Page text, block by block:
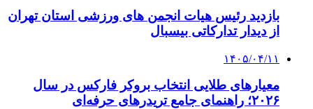
بازدید رئیس هیات انجمن های ورزشی استان تهران
از دیدار تدارکاتی بیسبال
۱۴۰۵/۰۴/۱۱
معیارهای طلایی انتخاب بروکر فارکس در سال
۲۰۲۶؛ راهنمای جامع تریدرهای حرفه‌ای